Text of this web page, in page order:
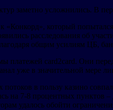
заметно усложнились. В
который
расследования об
общим усилиям ЦБ,
платежей card2card. Они
уже в значительной мере
в пользу казино
на 7-8 процентных пунктов
удалось обойти